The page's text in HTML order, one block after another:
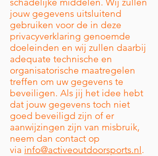
jouw gegevens uitsluitend
gebruiken voor de in deze
privacyverklaring genoemde
doeleinden en wij zullen daarbij
adequate technische en
organisatorische maatregelen
treffen om uw gegevens te
beveiligen. Als jij het idee hebt
dat jouw gegevens toch niet
goed beveiligd zijn of er
aanwijzingen zijn van misbruik,
neem dan contact op
via info@activeoutdoorsports.nl.